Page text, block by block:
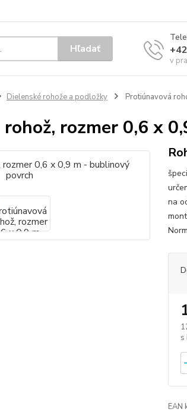
Hľadať
v
Dielenské rohože a podložky Protiúnavová
rozmer 0,6 x
na
EAN